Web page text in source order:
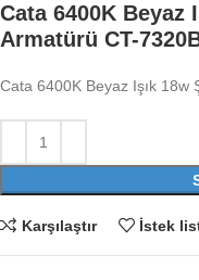
Cata 6400K Beyaz
Armatürü CT-
Cata 6400K Beyaz Işık 18w
Karşılaştır İstek